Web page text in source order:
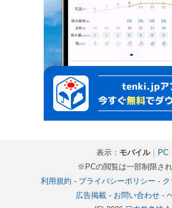
表示： モバイル｜ PC
※PCの閲覧は一部制限さ
利用規約 - プライバシーポリシー -
広告掲載- お問い合わせ-